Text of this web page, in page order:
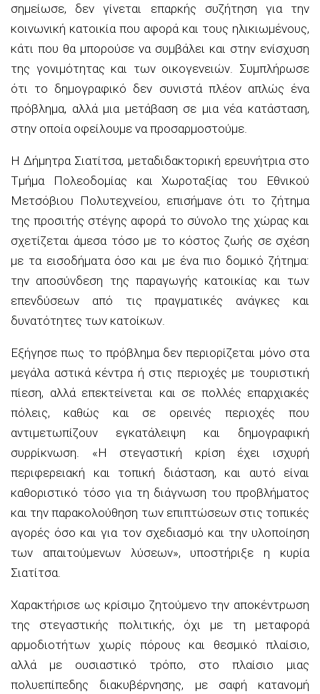
σημείωσε, δεν γίνεται επαρκής συζήτηση για την
κοινωνική κατοικία που αφορά και τους ηλικιωμένους,
κάτι που θα μπορούσε να συμβάλει και στην ενίσχυση
της γονιμότητας και των οικογενειών. Συμπλήρωσε
ότι το δημογραφικό δεν συνιστά πλέον απλώς ένα
πρόβλημα, αλλά μια μετάβαση σε μια νέα κατάσταση,
στην οποία οφείλουμε να προσαρμοστούμε.
Η Δήμητρα Σιατίτσα, μεταδιδακτορική ερευνήτρια στο
Τμήμα Πολεοδομίας και Χωροταξίας του Εθνικού
Μετσόβιου Πολυτεχνείου, επισήμανε ότι το ζήτημα
της προσιτής στέγης αφορά το σύνολο της χώρας και
σχετίζεται άμεσα τόσο με το κόστος ζωής σε σχέση
με τα εισοδήματα όσο και με ένα πιο δομικό ζήτημα:
την αποσύνδεση της παραγωγής κατοικίας και των
επενδύσεων από τις πραγματικές ανάγκες και
δυνατότητες των κατοίκων.
Εξήγησε πως το πρόβλημα δεν περιορίζεται μόνο στα
μεγάλα αστικά κέντρα ή στις περιοχές με τουριστική
πίεση, αλλά επεκτείνεται και σε πολλές επαρχιακές
πόλεις, καθώς και σε ορεινές περιοχές που
αντιμετωπίζουν εγκατάλειψη και δημογραφική
συρρίκνωση. «Η στεγαστική κρίση έχει ισχυρή
περιφερειακή και τοπική διάσταση, και αυτό είναι
καθοριστικό τόσο για τη διάγνωση του προβλήματος
και την παρακολούθηση των επιπτώσεων στις τοπικές
αγορές όσο και για τον σχεδιασμό και την υλοποίηση
των απαιτούμενων λύσεων», υποστήριξε η κυρία
Σιατίτσα.
Χαρακτήρισε ως κρίσιμο ζητούμενο την αποκέντρωση
της στεγαστικής πολιτικής, όχι με τη μεταφορά
αρμοδιοτήτων χωρίς πόρους και θεσμικό πλαίσιο,
αλλά με ουσιαστικό τρόπο, στο πλαίσιο μιας
πολυεπίπεδης διακυβέρνησης, με σαφή κατανομή